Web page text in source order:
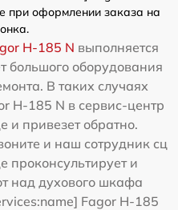
при оформлении заказа на
H-185 N выполняется
большого оборудования
В таких случаях
H-185 N в сервис-центр
и привезет обратно.
и наш сотрудник сц
проконсультирует и
над духового шкафа
Fagor H-185